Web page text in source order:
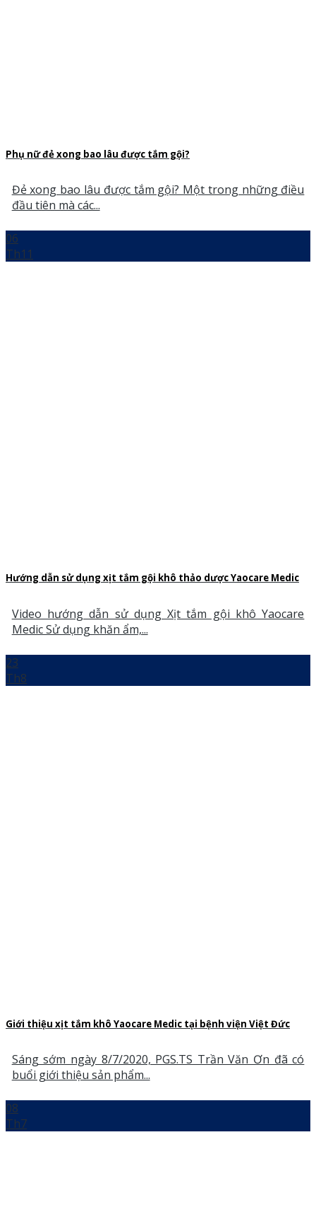
Phụ nữ đẻ xong bao lâu được tắm gội?
Đẻ xong bao lâu được tắm gội? Một trong những điều
đầu tiên mà các...
06
Th11
Hướng dẫn sử dụng xịt tắm gội khô thảo dược Yaocare Medic
Video hướng dẫn sử dụng Xịt tắm gội khô Yaocare
Medic Sử dụng khăn ẩm,...
23
Th8
Giới thiệu xịt tắm khô Yaocare Medic tại bệnh viện Việt Đức
Sáng sớm ngày 8/7/2020, PGS.TS Trần Văn Ơn đã có
buổi giới thiệu sản phẩm...
08
Th7